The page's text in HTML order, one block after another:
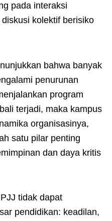
pada interaksi
kolektif berisiko
bahwa banyak
penurunan
program
terjadi, maka kampus
organisasinya,
satu pilar penting
dan daya kritis
tidak dapat
pendidikan: keadilan,